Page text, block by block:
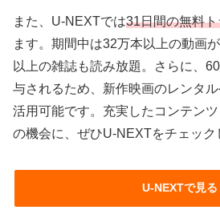
また、U-NEXTでは31日間の無料
ます。期間中は32万本以上の動画
以上の雑誌も読み放題。さらに、
与されるため、新作映画のレンタ
活用可能です。充実したコンテン
の機会に、ぜひU-NEXTをチェック
U-NEXTで見る